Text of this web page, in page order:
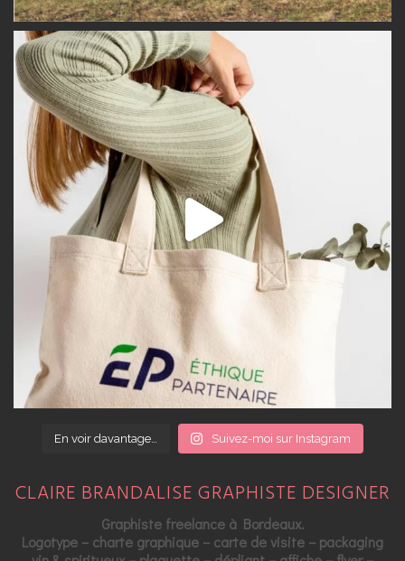
En voir davantage… Suivez-moi sur Instagram
CLAIRE BRANDALISE GRAPHISTE DESIGNER
Graphiste freelance à Bordeaux.
Logotype – charte graphique – carte de visite – packaging